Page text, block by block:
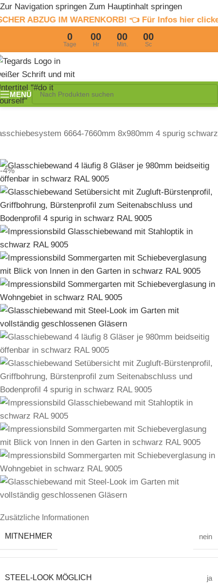
Zur Navigation springen Zum Hauptinhalt springen
IM WARENKORB! 👈 Für Infos hier clicken4%
0
Tage
00
Hr
00
Min.
00
Sc
MENÜ
6664-7660mm 8x980mm 4 spurig schwarz
-4%
Zusätzliche Informationen
MITNEHMER nein
STEEL-LOOK MÖGLICH ja